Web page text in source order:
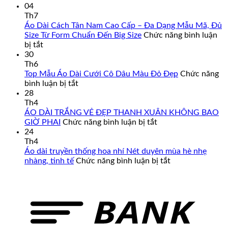
04
Th7
Áo Dài Cách Tân Nam Cao Cấp – Đa Dạng Mẫu Mã, Đủ
Size Từ Form Chuẩn Đến Big Size Chức năng bình luận
bị tắtở
Cách
Tân
Cấp
–
Mẫu
Mã,
Chuẩn
Đến
30
Th6
Top Mẫu Áo Dài Cưới Cô Dâu Màu Đỏ Đẹp Chức năng
bình luận bị tắtở
Áo
Dài
Dâu
Màu
28
Th4
ÁO DÀI TRẮNG VẺ ĐẸP THANH XUÂN KHÔNG BAO
GIỜ PHAI Chức năng bình luận bị tắtở
TRẮNG
VẺ
BAO
GIỜ
24
Th4
Áo dài truyền thống hoa nhí Nét duyên mùa hè nhẹ
nhàng, tinh tế Chức năng bình luận bị tắtở
hoa
nhí